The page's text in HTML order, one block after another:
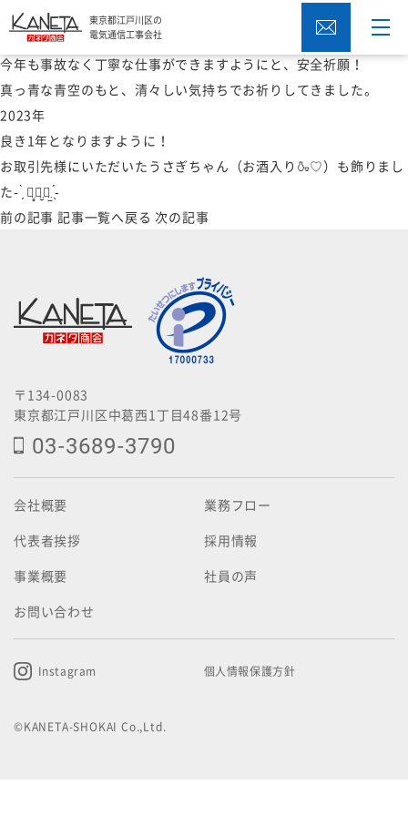
東京都江戸川区の
電気通信工事会社
会社概要
代表者挨拶
事業概要
業務フロー
社員の声
あけましておめでとうございます。
2023年仕事始めです。
今年も事故なく丁寧な仕事ができますようにと、安全祈願！
真っ青な青空のもと、清々しい気持ちでお祈りしてきました。
2023年
良き1年となりますように！
お取引先様にいただいたうさぎちゃん（お酒入り🍶♡）も飾りまし
た- ̗̀ ꪔ̤̥ꪔ̤̮ꪔ̤̫ ̖́-
前の記事 記事一覧へ戻る 次の記事
〒134-0083
東京都江戸川区中葛西1丁目48番12号
03-3689-3790
会社概要
業務フロー
代表者挨拶
採用情報
事業概要
社員の声
お問い合わせ
Instagram 個人情報保護方針
©KANETA-SHOKAI Co.,Ltd.